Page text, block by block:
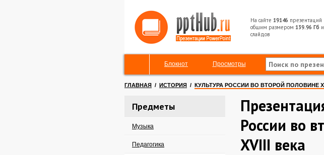
На сайте 19146 презентаций
общим размером 139.96 Гб и
слайдов
Блокнот Просмотры
ГЛАВНАЯ / ИСТОРИЯ / КУЛЬТУРА РОССИИ ВО ВТОРОЙ ПОЛОВИНЕ
Предметы
Музыка
Педагогика
России во
XVIII века